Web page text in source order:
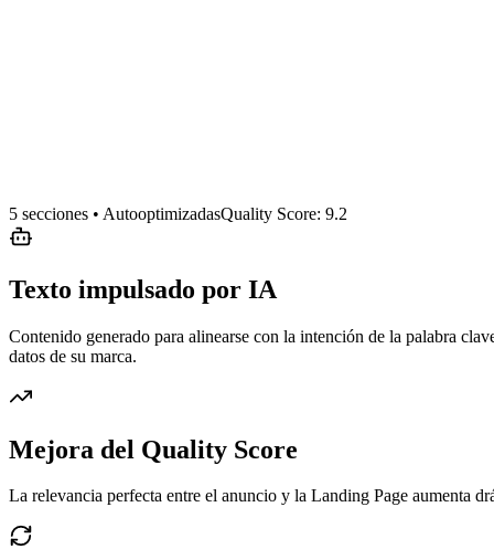
5 secciones • AutooptimizadasQuality Score: 9.2
Texto impulsado por IA
Contenido generado para alinearse con la intención de la palabra
datos de su marca.
Mejora del Quality Score
La relevancia perfecta entre el anuncio y la Landing Page aumenta